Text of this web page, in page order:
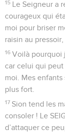
15 Le Seigneur a
courageux qui
moi pour briser
raisin au
16 Voilà pourquoi
car celui qui
moi. Mes
plus fort.
17 Sion tend les
consoler ! Le
d’attaquer ce